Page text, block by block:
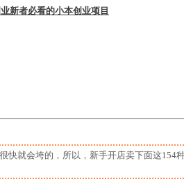
新者必看的小本创业项目
会垮的，所以，新手开店卖下面这